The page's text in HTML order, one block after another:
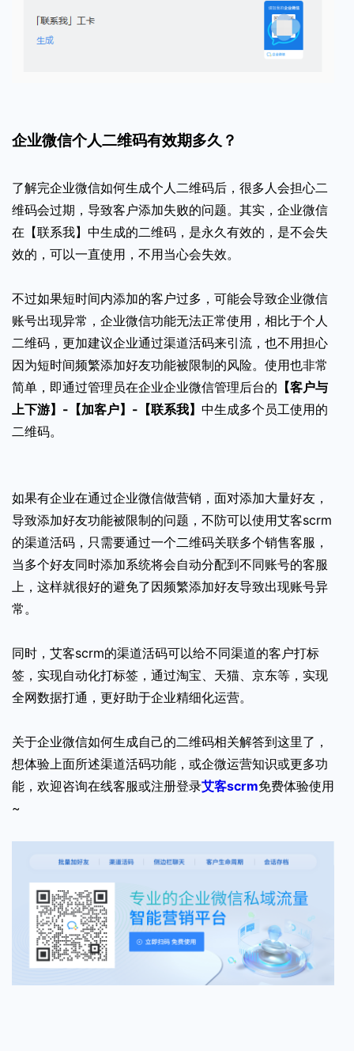
企业微信个人二维码有效期多久？
了解完企业微信如何生成个人二维码后，很多人会担心二
维码会过期，导致客户添加失败的问题。其实，企业微信
在【联系我】中生成的二维码，是永久有效的，是不会失
效的，可以一直使用，不用当心会失效。
不过如果短时间内添加的客户过多，可能会导致企业微信
账号出现异常，企业微信功能无法正常使用，相比于个人
二维码，更加建议企业通过渠道活码来引流，也不用担心
因为短时间频繁添加好友功能被限制的风险。使用也非常
简单，即通过管理员在企业企业微信管理后台的 【客户与
上下游】-【加客户】-【联系我】 中生成多个员工使用的
二维码。
如果有企业在通过企业微信做营销，面对添加大量好友，
导致添加好友功能被限制的问题，不防可以使用艾客scrm
的渠道活码，只需要通过一个二维码关联多个销售客服，
当多个好友同时添加系统将会自动分配到不同账号的客服
上，这样就很好的避免了因频繁添加好友导致出现账号异
常。
同时，艾客scrm的渠道活码可以给不同渠道的客户打标
签，实现自动化打标签，通过淘宝、天猫、京东等，实现
全网数据打通，更好助于企业精细化运营。
关于企业微信如何生成自己的二维码相关解答到这里了，
想体验上面所述渠道活码功能，或企微运营知识或更多功
能，欢迎咨询在线客服或注册登录艾客scrm免费体验使用
~